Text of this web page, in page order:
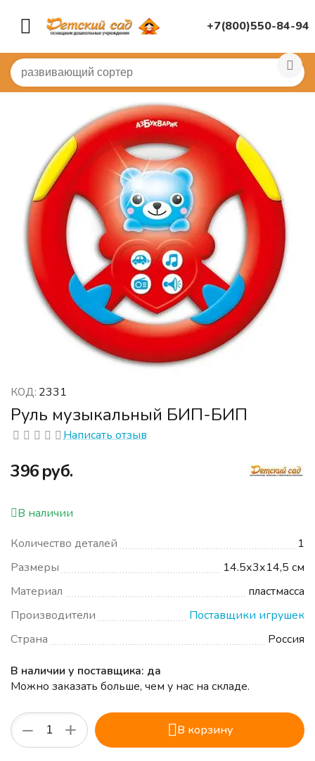
+7(800)550-84-94
Главная / ИГРУШКИ ДЛЯ ДЕТСКОГО САДА
КОД: 2331
Руль музыкальный БИП-БИП
Написать отзыв
‍396‍руб.
В наличии
Количество деталей
1
Размеры
14.5х3х14,5 см
Материал
пластмасса
Производители
Поставщики игрушек
Страна
Россия
В наличии у поставщика: да
Можно заказать больше, чем у нас на складе.
+
− В корзину